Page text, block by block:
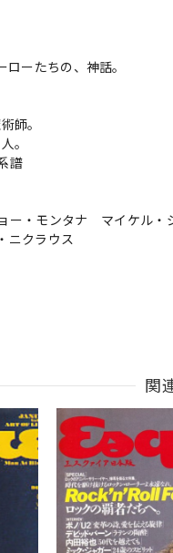
ーたちの、神話。
師。
。
譜
ー・モンタナ マイケル
ニクラウス
関